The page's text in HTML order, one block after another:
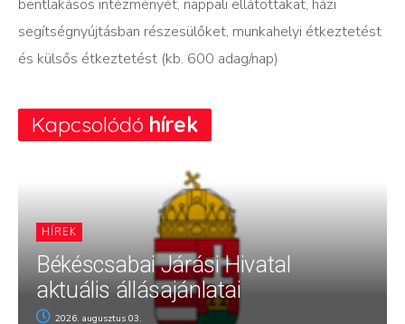
bentlakásos intézményét, nappali ellátottakat, házi
segítségnyújtásban részesülőket, munkahelyi étkeztetést
és külsős étkeztetést (kb. 600 adag/nap)
Kapcsolódó hírek
HÍREK
Békéscsabai Járási Hivatal
aktuális állásajánlatai
2026. augusztus 03.